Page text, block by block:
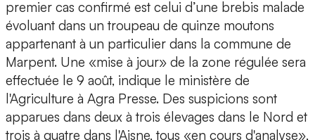
premier cas confirmé est celui d’une brebis malade
évoluant dans un troupeau de quinze moutons
appartenant à un particulier dans la commune de
Marpent. Une «mise à jour» de la zone régulée sera
effectuée le 9 août, indique le ministère de
l'Agriculture à Agra Presse. Des suspicions sont
apparues dans deux à trois élevages dans le Nord et
trois à quatre dans l'Aisne, tous «en cours d'analyse»,